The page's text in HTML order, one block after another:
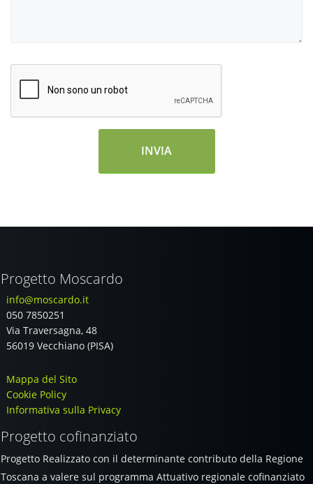
Progetto Moscardo
info@moscardo.it
050 7850251
Via Traversagna, 48
56019 Vecchiano (PISA)
Mappa del Sito
Cookie Policy
Informativa sulla Privacy
Progetto cofinanziato
Progetto Realizzato con il determinante contributo della Regione
Toscana a valere sul programma Attuativo regionale cofinanziato